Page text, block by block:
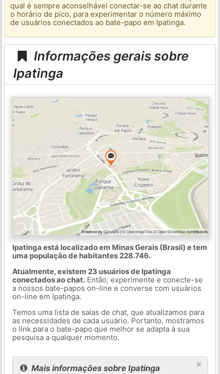
qual é sempre aconselhável conectar-se ao chat durante
o horário de pico, para experimentar o número máximo
de usuários conectados ao bate-papo em Ipatinga.
Informações gerais sobre
Ipatinga
Ipatinga está localizado em Minas Gerais (Brasil) e tem
uma população de habitantes 228.746.
Atualmente, existem 23 usuários de Ipatinga
conectados ao chat.Então, experimente e conecte-se
a nossos bate-papos on-line e converse com usuários
on-line em Ipatinga.
Temos uma lista de salas de chat, que atualizamos para
as necessidades de cada usuário. Portanto, mostramos
o link para o bate-papo que melhor se adapta à sua
pesquisa a qualquer momento.
×
Mais informações sobre Ipatinga